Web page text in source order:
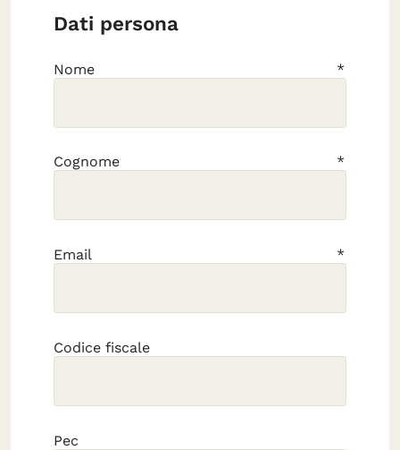
Dati persona
Nome
Cognome
Email
Codice fiscale
Pec